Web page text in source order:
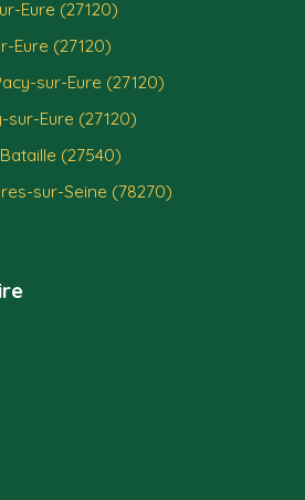
Eure (27120)
Eure (27120)
sur-Eure (27120)
Eure (27120)
(27540)
sur-Seine (78270)